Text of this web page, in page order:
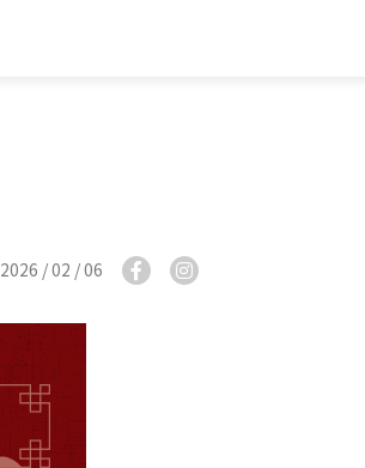
2026 / 02 / 06